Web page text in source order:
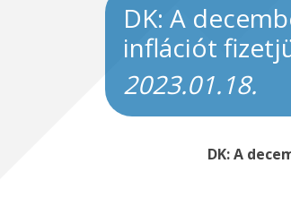
DK: A
inflációt
2023.01.18.
DK: A